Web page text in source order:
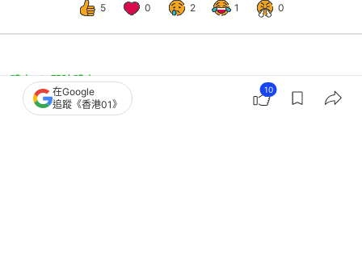
5 0 2 1 0
體育 即時體育
亞洲盃外圍賽｜港足公布名單作客鬥印
在Google
追蹤《香港01》
10